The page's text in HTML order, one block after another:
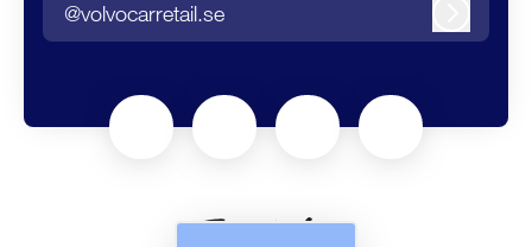
@volvocarretail.se